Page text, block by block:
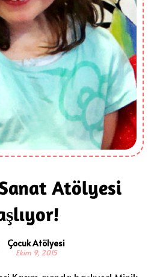
Atölyesi
Çocuk Atölyesi
Ekim 9, 2015